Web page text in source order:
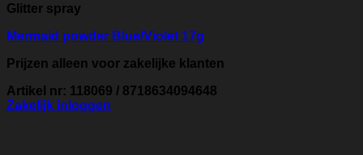
Glitter spray
Mermaid powder Blue/Violet 17g
Prijzen alleen voor zakelijke klanten
Artikel nr: 118069 / 8718634094648
Zakelijk inloggen